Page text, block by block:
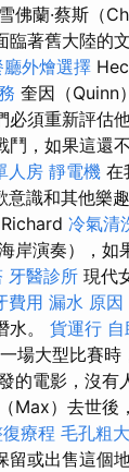
佛蘭·蔡斯（
臨著舊大陸的
外燴選擇
奎因（Quinn
須重新評估
，如果這還
人房 靜電機 在
意識和其他樂
冷氣清
岸演奏），
牙醫診所 現代
費用 漏水 原因
水。 貨運行
場大型比賽
的電影，沒
Max）去世
療程 毛孔粗
或出售這個